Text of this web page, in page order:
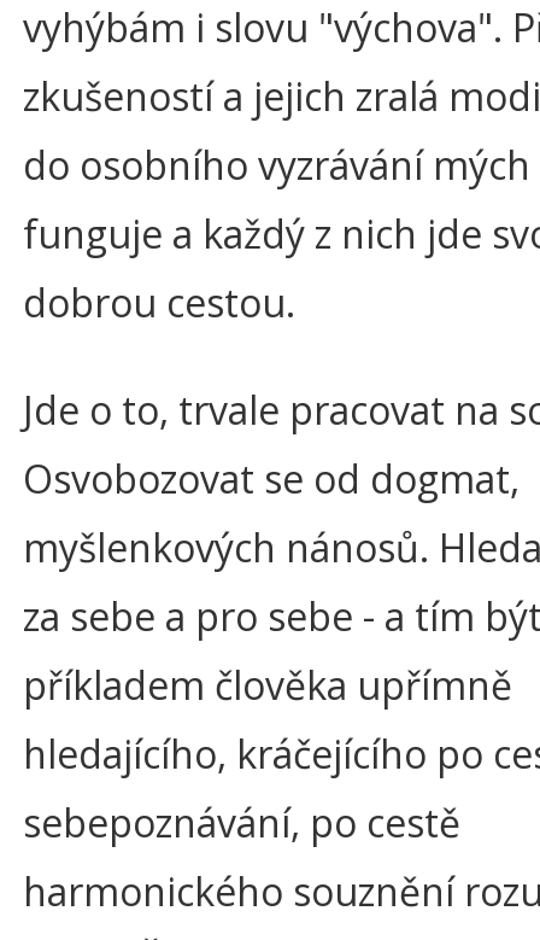
vyhýbám i slovu "výchova".
zkušeností a jejich zralá
do osobního vyzrávání
funguje a každý z nich jde
dobrou cestou.
Jde o to, trvale pracovat na
Osvobozovat se od dogmat,
myšlenkových nánosů.
za sebe a pro sebe - a tím
příkladem člověka upřímně
hledajícího, kráčejícího po
sebepoznávání, po cestě
harmonického souznění